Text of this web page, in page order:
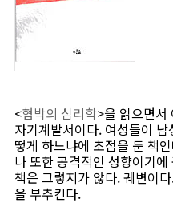
<협박의 심리학>을 읽으면서
자기계발서이다. 여성들이
떻게 하느냐에 초점을 둔 책
나 또한 공격적인 성향이기
책은 그렇지가 않다. 궤변이
을 부추킨다.